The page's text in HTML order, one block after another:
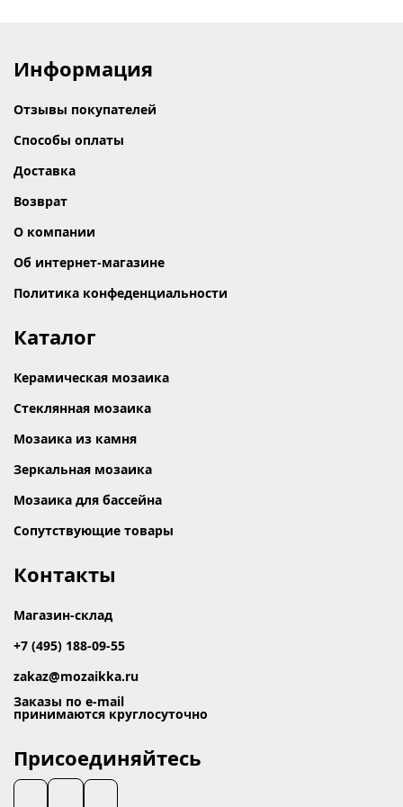
Информация
Отзывы покупателей
Способы оплаты
Доставка
Возврат
О компании
Об интернет-магазине
Политика конфеденциальности
Каталог
Керамическая мозаика
Стеклянная мозаика
Мозаика из камня
Зеркальная мозаика
Мозаика для бассейна
Сопутствующие товары
Контакты
Магазин-склад
+7 (495) 188-09-55
zakaz@mozaikka.ru
Заказы по e-mail
принимаются круглосуточно
Присоединяйтесь